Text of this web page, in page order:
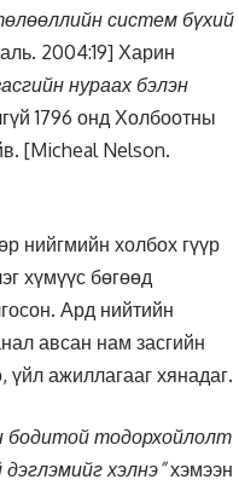
систем бүхий
2004:19] Харин
нураах бэлэн
1796 онд Холбоотны
[Micheal Nelson.
нийгмийн холбох гүүр
хүмүүс бөгөөд
Ард нийтийн
авсан нам засгийн
ажиллагааг хянадаг.
бодитой тодорхойлолт
хэлнэ”хэмээн